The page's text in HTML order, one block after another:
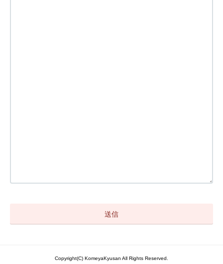
Copyright(C) KomeyaKyusan All Rights Reserved.